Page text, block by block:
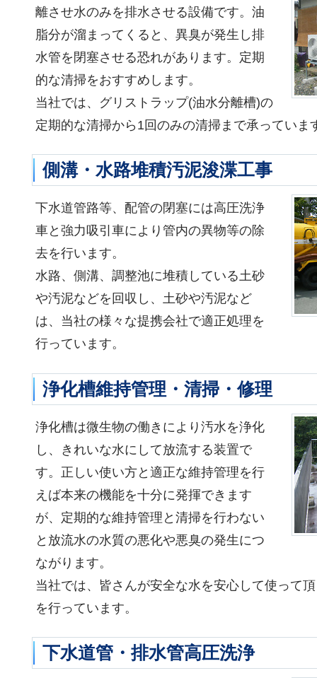
離させ水のみを排水させる設備です。油
脂分が溜まってくると、異臭が発生し排
水管を閉塞させる恐れがあります。定期
的な清掃をおすすめします。
当社では、グリストラップ(油水分離槽)の
定期的な清掃から1回のみの清掃まで承っていま
側溝・水路堆積汚泥浚渫工事
下水道管路等、配管の閉塞には高圧洗浄
車と強力吸引車により管内の異物等の除
去を行います。
水路、側溝、調整池に堆積している土砂
や汚泥などを回収し、土砂や汚泥など
は、当社の様々な提携会社で適正処理を
行っています。
浄化槽維持管理・清掃・修理
浄化槽は微生物の働きにより汚水を浄化
し、きれいな水にして放流する装置で
す。正しい使い方と適正な維持管理を行
えば本来の機能を十分に発揮できます
が、定期的な維持管理と清掃を行わない
と放流水の水質の悪化や悪臭の発生につ
ながります。
当社では、皆さんが安全な水を安心して使って
を行っています。
下水道管・排水管高圧洗浄